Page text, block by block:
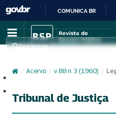
IR
COMUNICA BR
Pesquisar
/ Acervo / v. 88 n. 3 (1960) /
Tribunal de Justiça